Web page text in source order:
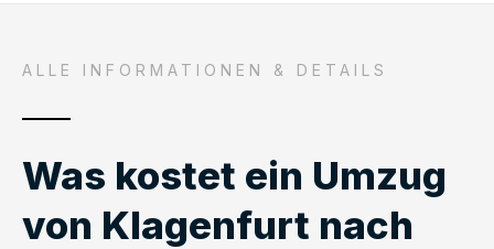
ALLE INFORMATIONEN & DETAILS
Was kostet ein Umzug
von Klagenfurt nach